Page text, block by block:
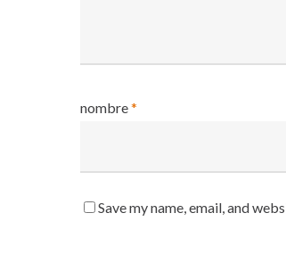
nombre*
Save my name, email, and